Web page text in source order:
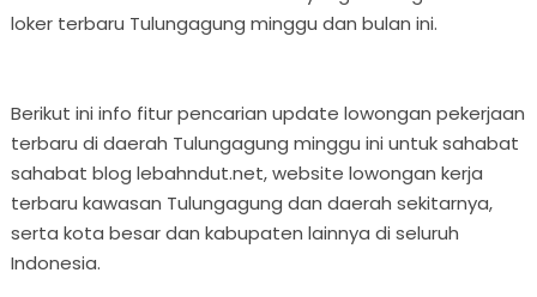
loker terbaru Tulungagung minggu dan bulan ini.
Berikut ini info fitur pencarian update lowongan pekerjaan
terbaru di daerah Tulungagung minggu ini untuk sahabat
sahabat blog lebahndut.net, website lowongan kerja
terbaru kawasan Tulungagung dan daerah sekitarnya,
serta kota besar dan kabupaten lainnya di seluruh
Indonesia.